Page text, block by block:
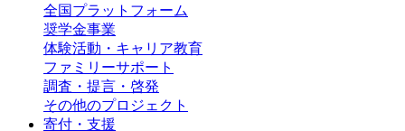
全国プラットフォーム
奨学金事業
体験活動・キャリア教育
ファミリーサポート
調査・提言・啓発
その他のプロジェクト
寄付・支援